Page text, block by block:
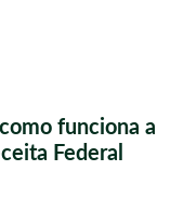
funciona a
Federal